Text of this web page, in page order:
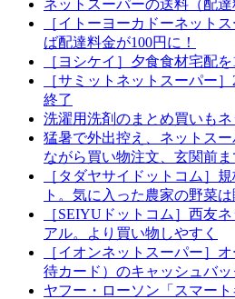
ネットスーパーの送料（配
［イトーヨーカドーネット
ば配達料金が100円に！
［ヨシケイ］夕食食材宅配を
［サミットネットスーパー
終了
洗濯用洗剤のまとめ買いもネ
猛暑で外出控え、ネットス
ながら買い物注文、玄関前
［タダヤサイドットコム］
ト。気に入った農家の野菜
［SEIYUドットコム］西友
アル。より買い物しやすく
［イオンネットスーパー］
待カード）のキャッシュバ
ヤフー・ローソン「スマー